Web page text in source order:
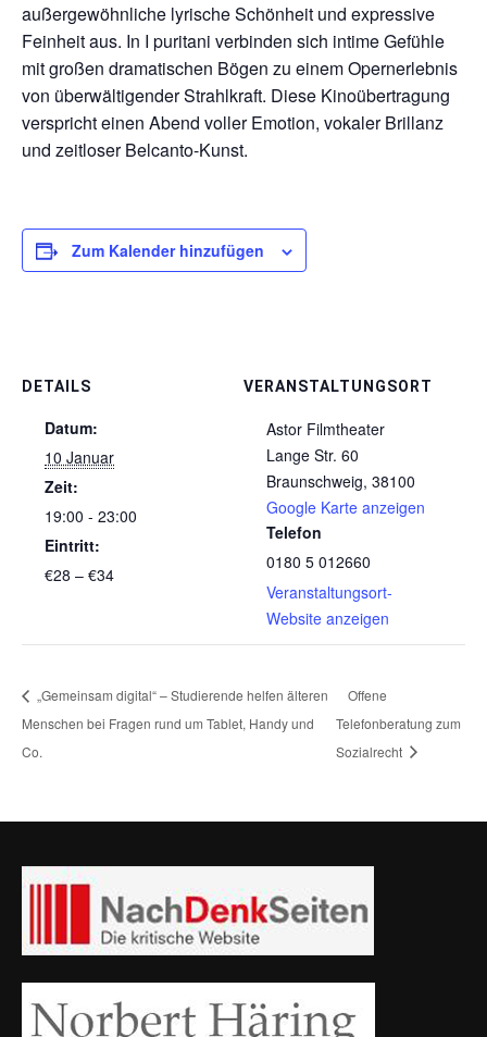
außergewöhnliche lyrische Schönheit und expressive
Feinheit aus. In I puritani verbinden sich intime Gefühle
mit großen dramatischen Bögen zu einem Opernerlebnis
von überwältigender Strahlkraft. Diese Kinoübertragung
verspricht einen Abend voller Emotion, vokaler Brillanz
und zeitloser Belcanto-Kunst.
Zum Kalender hinzufügen
DETAILS
Datum:
10 Januar
Zeit:
19:00 - 23:00
Eintritt:
€28 – €34
VERANSTALTUNGSORT
Astor Filmtheater
Lange Str. 60
Braunschweig, 38100
Google Karte anzeigen
Telefon
0180 5 012660
Veranstaltungsort-
Website anzeigen
„Gemeinsam digital“ – Studierende helfen älteren
Menschen bei Fragen rund um Tablet, Handy und
Co.
Offene
Telefonberatung zum
Sozialrecht